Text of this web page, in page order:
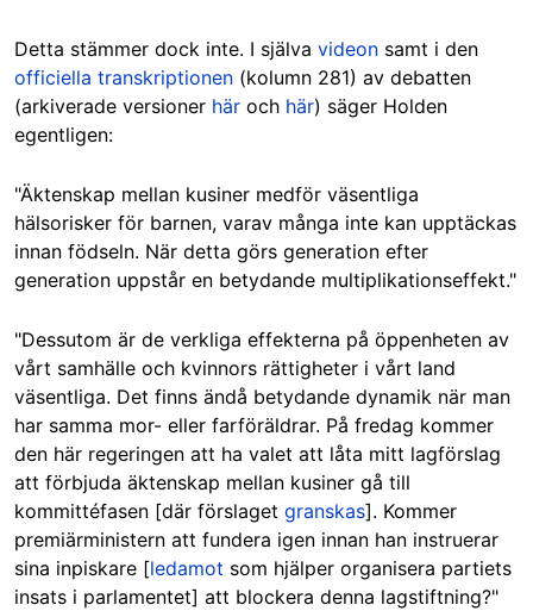
Detta stämmer dock inte. I själva videon samt i den
officiella transkriptionen (kolumn 281) av debatten
(arkiverade versioner här och här) säger Holden
egentligen:
"Äktenskap mellan kusiner medför väsentliga
hälsorisker för barnen, varav många inte kan upptäckas
innan födseln. När detta görs generation efter
generation uppstår en betydande multiplikationseffekt."
"Dessutom är de verkliga effekterna på öppenheten av
vårt samhälle och kvinnors rättigheter i vårt land
väsentliga. Det finns ändå betydande dynamik när man
har samma mor- eller farföräldrar. På fredag kommer
den här regeringen att ha valet att låta mitt lagförslag
att förbjuda äktenskap mellan kusiner gå till
kommittéfasen [där förslaget granskas]. Kommer
premiärministern att fundera igen innan han instruerar
sina inpiskare [ledamot som hjälper organisera partiets
insats i parlamentet] att blockera denna lagstiftning?"